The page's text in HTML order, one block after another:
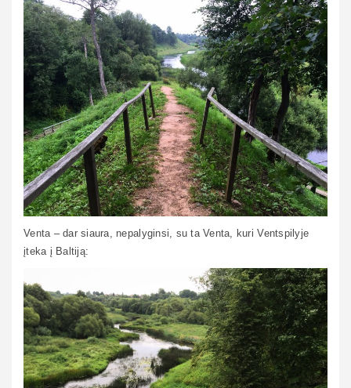
Venta – dar siaura, nepalyginsi, su ta Venta, kuri Ventspilyje
įteka į Baltiją: